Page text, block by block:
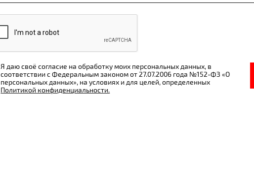
Я даю своё согласие на обработку моих персональных данных, в
соответствии с Федеральным законом от 27.07.2006 года №152-ФЗ «О
персональных данных», на условиях и для целей, определенных
Политикой конфиденциальности.